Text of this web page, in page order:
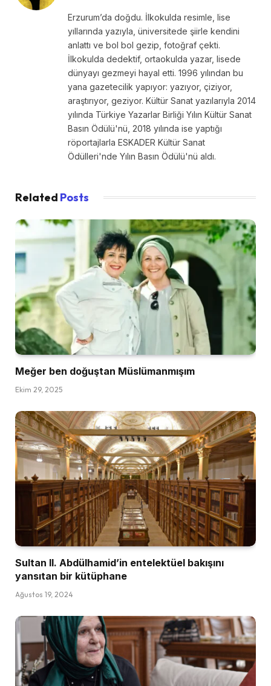
Erzurum’da doğdu. İlkokulda resimle, lise
yıllarında yazıyla, üniversitede şiirle kendini
anlattı ve bol bol gezip, fotoğraf çekti.
İlkokulda dedektif, ortaokulda yazar, lisede
dünyayı gezmeyi hayal etti. 1996 yılından bu
yana gazetecilik yapıyor: yazıyor, çiziyor,
araştırıyor, geziyor. Kültür Sanat yazılarıyla 2014
yılında Türkiye Yazarlar Birliği Yılın Kültür Sanat
Basın Ödülü'nü, 2018 yılında ise yaptığı
röportajlarla ESKADER Kültür Sanat
Ödülleri'nde Yılın Basın Ödülü'nü aldı.
Related Posts
Meğer ben doğuştan Müslümanmışım
Ekim 29, 2025
Sultan II. Abdülhamid’in entelektüel bakışını
yansıtan bir kütüphane
Ağustos 19, 2024